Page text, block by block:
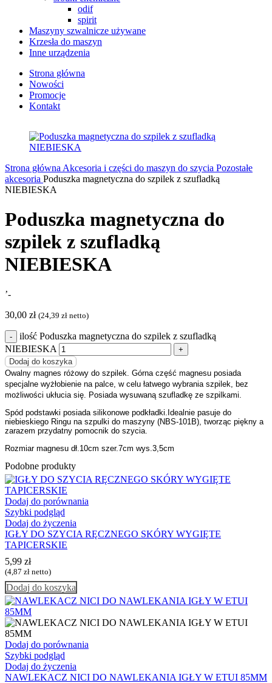
odif
spirit
Maszyny szwalnicze używane
Krzesła do maszyn
Inne urządzenia
Strona główna
Nowości
Promocje
Kontakt
Strona główna Akcesoria i części do maszyn do szycia Pozostałe
akcesoria Poduszka magnetyczna do szpilek z szufladką
NIEBIESKA
Poduszka magnetyczna do
szpilek z szufladką
NIEBIESKA
’-
30,00 zł (24,39 zł netto)
ilość Poduszka magnetyczna do szpilek z szufladką
NIEBIESKA
Dodaj do koszyka
Owalny magnes różowy do szpilek. Górna część magnesu posiada
specjalne wyżłobienie na palce, w celu łatwego wybrania szpilek, bez
możliwości ukłucia się. Posiada wysuwaną szufladkę ze szpilkami.
Spód podstawki posiada silikonowe podkładki. Idealnie pasuje do
niebieskiego Ringu na szpulki do maszyny (NBS-101B), tworząc piękny a
zarazem przydatny pomocnik do szycia.
Rozmiar magnesu dł.10cm szer.7cm wys.3,5cm
Podobne produkty
Dodaj do porównania
Szybki podgląd
Dodaj do życzenia
IGŁY DO SZYCIA RĘCZNEGO SKÓRY WYGIĘTE
TAPICERSKIE
5,99 zł
(4,87 zł netto)
Dodaj do koszyka
Dodaj do porównania
Szybki podgląd
Dodaj do życzenia
NAWLEKACZ NICI DO NAWLEKANIA IGŁY W ETUI 85MM